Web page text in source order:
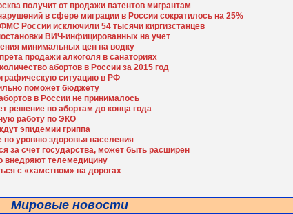
получит от продажи патентов мигрантам
в сфере миграции в России сократилось на 25%
России исключили 54 тысячи киргизстанцев
ВИЧ-инфицированных на учет
минимальных цен на водку
продажи алкоголя в санаториях
абортов в России за 2015 год
ситуацию в РФ
поможет бюджету
в России не принималось
решение по абортам до конца года
работу по ЭКО
эпидемии гриппа
по уровню здоровья населения
за счет государства, может быть расширен
внедряют телемедицину
с «хамством» на дорогах
Мировые новости